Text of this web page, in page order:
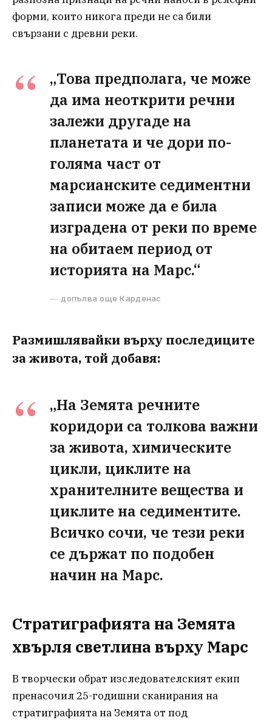
форми, които никога преди не са били
свързани с древни реки.
„Това предполага, че може
да има неоткрити речни
залежи другаде на
планетата и че дори по-
голяма част от
марсианските седиментни
записи може да е била
изградена от реки по време
на обитаем период от
историята на Марс.“
допълва още Карденас
Размишлявайки върху последиците
за живота, той добавя:
„На Земята речните
коридори са толкова важни
за живота, химическите
цикли, циклите на
хранителните вещества и
циклите на седиментите.
Всичко сочи, че тези реки
се държат по подобен
начин на Марс.
Стратиграфията на Земята
хвърля светлина върху Марс
В творчески обрат изследователският екип
пренасочил 25-годишни сканирания на
стратиграфията на Земята от под